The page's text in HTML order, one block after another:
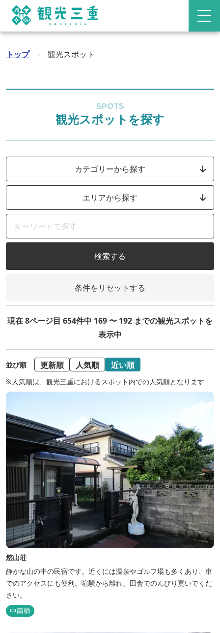
トップ › 観光スポット
SPOTS
観光スポットを探す
カテゴリーから探す
エリアから探す
検索する
条件をリセットする
現在 8ページ目 654件中 169 〜 192 までの観光スポットを
表示中
並び順 更新順 人気順 近い順
※人気順は、観光三重におけるスポット内での人気順となります
悠山荘
静かな山の中の民宿です。近くには温泉やゴルフ場も多くあり、車
でのアクセスにも便利。喧騒から離れ、田舎でのんびり寛いでくだ
さい。
中南勢